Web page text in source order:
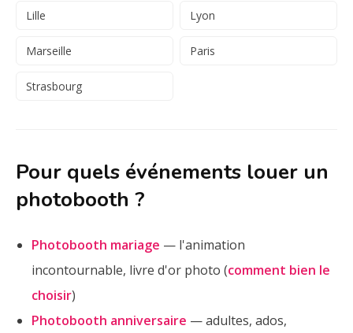
Lille Lyon
Marseille Paris
Strasbourg
Pour quels événements louer un
photobooth ?
Photobooth mariage — l'animation
incontournable, livre d'or photo (comment bien le
choisir)
Photobooth anniversaire — adultes, ados,